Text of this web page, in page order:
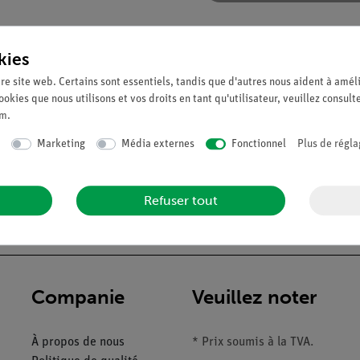
prix que vous allez adorer. La paroi avant du cœur est
avec des détails anatomiques exquis. Le système de
Companie
À propos de nous
Veuillez noter
* Prix soumis à la TVA.
site web. Certains sont essentiels, tandis que d'autres nous aident à
que nous utilisons et vos droits en tant qu'utilisateur, veuillez
.
Marketing Média externes Fonctionnel Plus de
Refuser tout